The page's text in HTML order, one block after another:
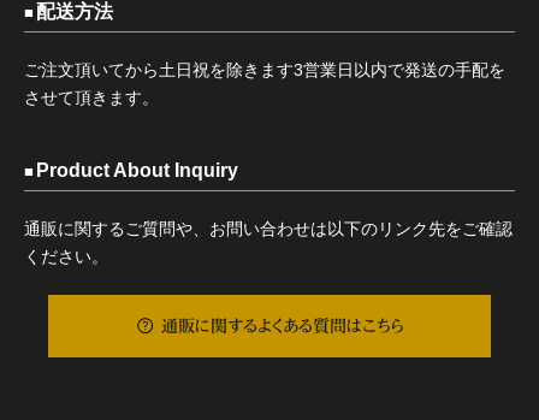
配送方法
ご注文頂いてから土日祝を除きます3営業日以内で発送の手配を
させて頂きます。
Product About Inquiry
通販に関するご質問や、お問い合わせは以下のリンク先をご確認
ください。
通販に関するよくある質問はこちら